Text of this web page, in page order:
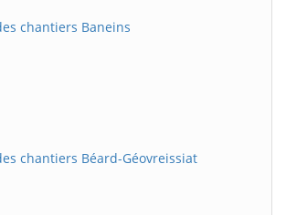
chantiers Baneins
chantiers Béard-Géovreissiat